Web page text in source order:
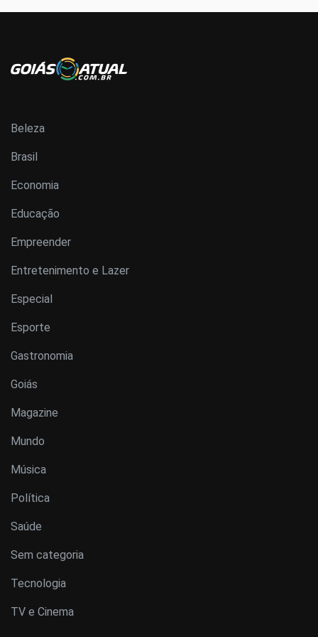
Beleza
Brasil
Economia
Educação
Empreender
Entretenimento e Lazer
Especial
Esporte
Gastronomia
Goiás
Magazine
Mundo
Música
Política
Saúde
Sem categoria
Tecnologia
TV e Cinema